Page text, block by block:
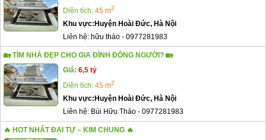
Diện tích: 45 m2
Khu vực: Huyện Hoài Đức, Hà Nội
Liên hệ: hữu thảo - 0977281983
🏡 TÌM NHÀ ĐẸP CHO GIA ĐÌNH ĐÔNG NGƯỜI? 🏡
Giá: 6,5 tỷ
Diện tích: 45 m2
Khu vực: Huyện Hoài Đức, Hà Nội
Liên hệ: Bùi Hữu Thảo - 0977281983
🔥 HOT NHẤT ĐẠI TỰ – KIM CHUNG 🔥